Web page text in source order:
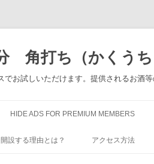
角打ち（かくう
お試しいただけます。提供されるお酒
HIDE ADS FOR PREMIUM MEMBERS
設する理由とは？ アクセス方法